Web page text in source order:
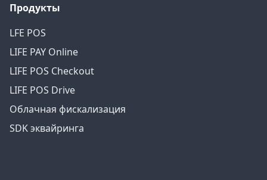
Продукты
LFE POS
LIFE PAY Online
LIFE POS Checkout
LIFE POS Drive
Облачная фискализация
SDK эквайринга